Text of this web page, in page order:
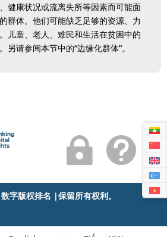
健康状况或流离失所等因素而可能面
群体。他们可能缺乏足够的资源、力
儿童、老人、难民和生活在贫困中的
另请参阅本节中的“边缘化群体”。
 
字版权排名 |保留所有权利。